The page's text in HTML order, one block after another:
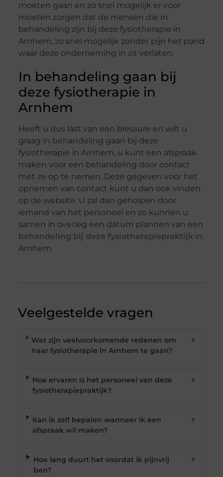
moeten gaan en zo snel mogelijk er voor
moeten zorgen dat de mensen die in
behandeling zijn bij deze fysiotherapie in
Arnhem, zo snel mogelijk zonder pijn het pand
waar deze onderneming in zit verlaten.
In behandeling gaan bij
deze fysiotherapie in
Arnhem
Heeft u dus last van een blessure en wilt u
graag in behandeling gaan bij deze
fysiotherapie in Arnhem, u kunt een afspraak
maken voor een behandeling door contact
met ze op te nemen. Deze gegeven voor het
opnemen van contact kunt u dan ook vinden
op de website. U zal dan geholpen door
iemand van het personeel en zo kunnen u
samen in overleg een datum plannen van een
behandeling bij deze fysiotherapiepraktijkin
Arnhem.
Veelgestelde vragen
Wat zijn veelvoorkomende redenen om
naar fysiotherapie in Arnhem te gaan?
▼
Hoe ervaren is het personeel van deze
fysiotherapiepraktijk?
▼
Kan ik zelf bepalen wanneer ik een
afspraak wil maken?
▼
Hoe lang duurt het voordat ik pijnvrij
ben?
▼